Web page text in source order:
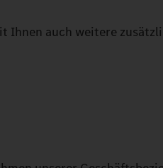
auch weitere